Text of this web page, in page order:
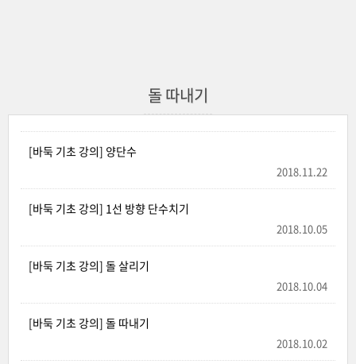
돌 따내기
[바둑 기초 강의] 양단수
2018.11.22
[바둑 기초 강의] 1선 방향 단수치기
2018.10.05
[바둑 기초 강의] 돌 살리기
2018.10.04
[바둑 기초 강의] 돌 따내기
2018.10.02